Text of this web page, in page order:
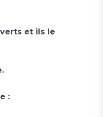
et ils le
: